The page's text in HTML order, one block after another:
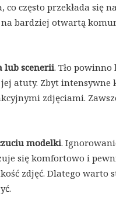
często przekłada się
bardziej otwartą
lub scenerii. Tło powinno
atuty. Zbyt
zdjęciami.
modelki.
się komfortowo i
zdjęć. Dlatego